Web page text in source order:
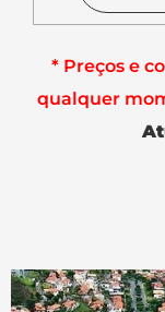
* Preços e
qualquer